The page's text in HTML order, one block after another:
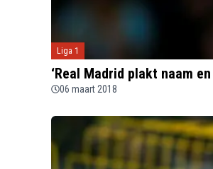
Liga 1
‘Real Madrid plakt naam
06 maart 2018